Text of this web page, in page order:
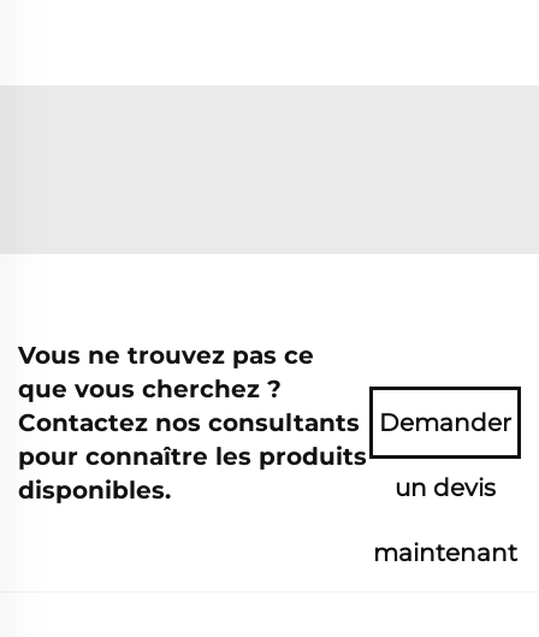
Vous ne trouvez pas ce
que vous cherchez ?
Contactez nos consultants
pour connaître les produits
disponibles.
Demander
un devis
maintenant